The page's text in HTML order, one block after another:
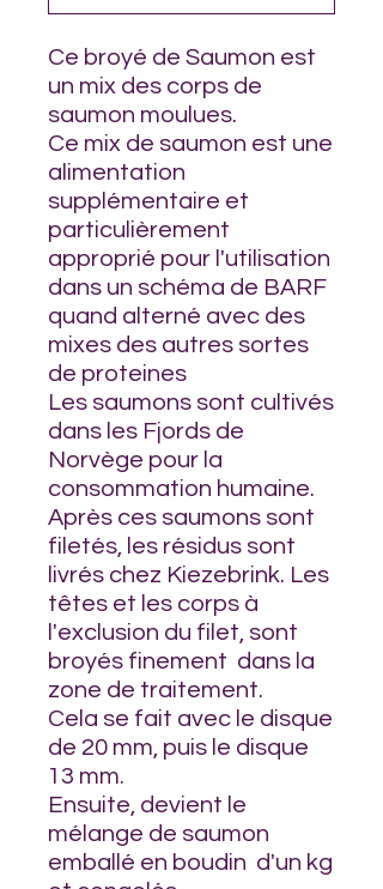
Ce broyé de Saumon est
un mix des corps de
saumon moulues.
Ce mix de saumon est une
alimentation
supplémentaire et
particulièrement
approprié pour l'utilisation
dans un schéma de BARF
quand alterné avec des
mixes des autres sortes
de proteines
Les saumons sont cultivés
dans les Fjords de
Norvège pour la
consommation humaine.
Après ces saumons sont
filetés, les résidus sont
livrés chez Kiezebrink. Les
têtes et les corps à
l'exclusion du filet, sont
broyés finement dans la
zone de traitement.
Cela se fait avec le disque
de 20 mm, puis le disque
13 mm.
Ensuite, devient le
mélange de saumon
emballé en boudin d'un kg